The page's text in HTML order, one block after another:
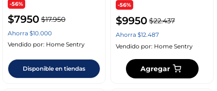
-56%
$7950 $17.950
Ahorra $10.000
Vendido por: Home Sentry
Disponible en tiendas
-56%
$9950 $22.437
Ahorra $12.487
Vendido por: Home Sentry
Agregar